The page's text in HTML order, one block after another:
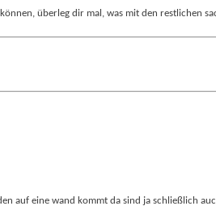
überleg dir mal, was mit den restlichen
auf eine wand kommt da sind ja schließlich